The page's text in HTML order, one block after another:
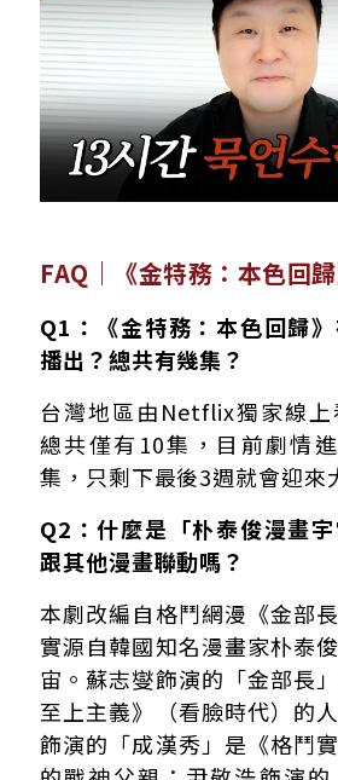
FAQ｜《金特務：本色回
Q1：《金特務：本色回歸
播出？總共有幾集？
台灣地區由Netflix獨家線上
總共僅有10集，目前劇情
集，只剩下最後3週就會迎來
Q2：什麼是「朴泰俊漫畫
跟其他漫畫聯動嗎？
本劇改編自格鬥網漫《金部
實源自韓國知名漫畫家朴泰
宙。蘇志燮飾演的「金部長
至上主義》（看臉時代）的
飾演的「成漢秀」是《格鬥